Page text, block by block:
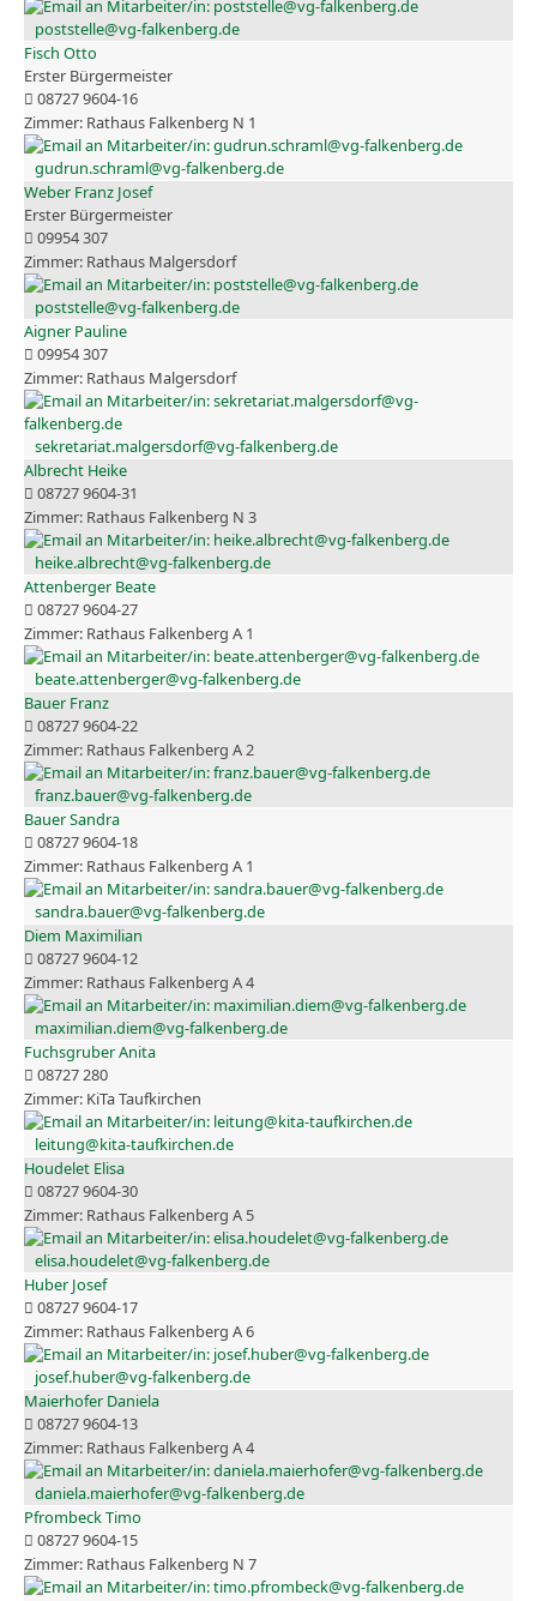
poststelle@vg-falkenberg.de
Fisch Otto
Erster Bürgermeister
08727 9604-16
Rathaus Falkenberg N 1
gudrun.schraml@vg-falkenberg.de
Weber Franz Josef
Erster Bürgermeister
09954 307
Rathaus Malgersdorf
poststelle@vg-falkenberg.de
Aigner Pauline
09954 307
Rathaus Malgersdorf
sekretariat.malgersdorf@vg-falkenberg.de
Albrecht Heike
08727 9604-31
Rathaus Falkenberg N 3
heike.albrecht@vg-falkenberg.de
Attenberger Beate
08727 9604-27
Rathaus Falkenberg A 1
beate.attenberger@vg-falkenberg.de
Bauer Franz
08727 9604-22
Rathaus Falkenberg A 2
franz.bauer@vg-falkenberg.de
Bauer Sandra
08727 9604-18
Rathaus Falkenberg A 1
sandra.bauer@vg-falkenberg.de
Diem Maximilian
08727 9604-12
Rathaus Falkenberg A 4
maximilian.diem@vg-falkenberg.de
Fuchsgruber Anita
08727 280
KiTa Taufkirchen
leitung@kita-taufkirchen.de
Houdelet Elisa
08727 9604-30
Rathaus Falkenberg A 5
elisa.houdelet@vg-falkenberg.de
Huber Josef
08727 9604-17
Rathaus Falkenberg A 6
josef.huber@vg-falkenberg.de
Maierhofer Daniela
08727 9604-13
Rathaus Falkenberg A 4
daniela.maierhofer@vg-falkenberg.de
Pfrombeck Timo
08727 9604-15
Rathaus Falkenberg N 7